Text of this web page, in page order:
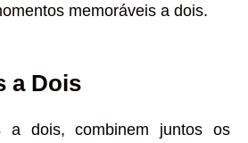
memoráveis a dois.
a Dois
a dois, combinem juntos os